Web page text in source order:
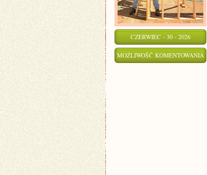
CZERWIEC - 30 - 2026
MOŻLIWOŚĆ KOMENTOWANIA